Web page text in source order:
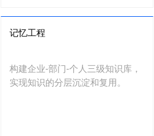
记忆工程
构建企业-部门-个人三级知识库，
实现知识的分层沉淀和复用。